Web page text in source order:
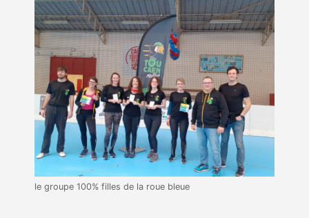
le groupe 100% filles de la roue bleue